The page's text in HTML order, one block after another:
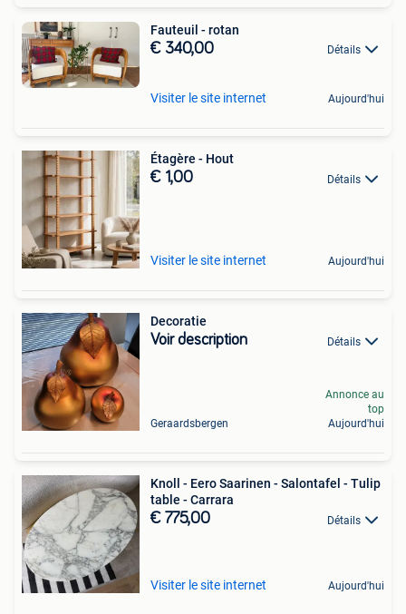
Fauteuil - rotan
€ 340,00 Détails
Visiter le site internet Aujourd'hui
Étagère - Hout
€ 1,00 Détails
Visiter le site internet Aujourd'hui
Decoratie
Voir description Détails
Geraardsbergen
Annonce au
top
Aujourd'hui
Knoll - Eero Saarinen - Salontafel - Tulip
table - Carrara
€ 775,00 Détails
Visiter le site internet Aujourd'hui